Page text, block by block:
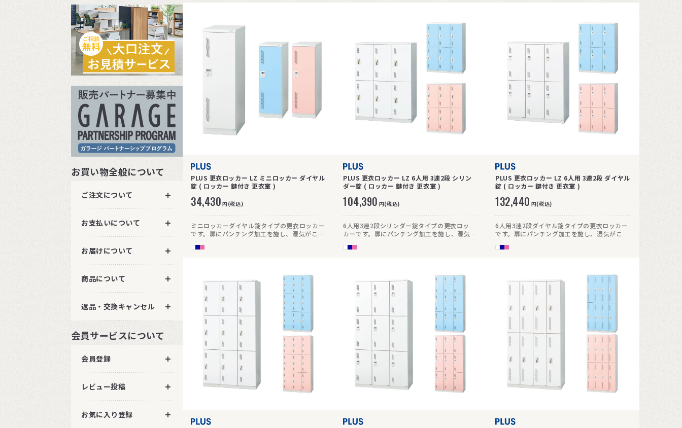
お買い物全般について
ご注文について
お支払いについて
お届けについて
商品について
返品・交換キャンセル
会員サービスについて
会員登録
レビュー投稿
お気に入り登録
PLUS 更衣ロッカー LZ ミニロッカー ダイヤル
錠 ( ロッカー 鍵付き 更衣室 )
34,430 円(税込)
ミニロッカーダイヤル錠タイプの更衣ロッカー
です。扉にパンチング加工を施し、湿気がこも
PLUS 更衣ロッカー LZ 6人用 3連2段 シリン
ダー錠 ( ロッカー 鍵付き 更衣室 )
104,390 円(税込)
6人用3連2段シリンダー錠タイプの更衣ロッ
カーです。扉にパンチング加工を施し、湿気が
PLUS 更衣ロッカー LZ 6人用 3連2段 ダイヤル
錠 ( ロッカー 鍵付き 更衣室 )
132,440 円(税込)
6人用3連2段ダイヤル錠タイプの更衣ロッカー
です。扉にパンチング加工を施し、湿気がこも